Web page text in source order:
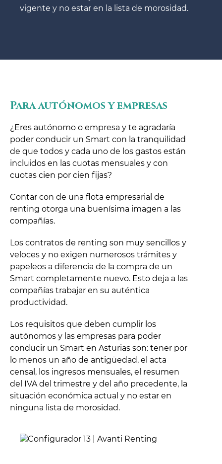
vigente y no estar en la lista de morosidad.
Para autónomos y empresas
¿Eres autónomo o empresa y te agradaría
poder conducir un Smart con la tranquilidad
de que todos y cada uno de los gastos están
incluidos en las cuotas mensuales y con
cuotas cien por cien fijas?
Contar con de una flota empresarial de
renting otorga una buenísima imagen a las
compañías.
Los contratos de renting son muy sencillos y
veloces y no exigen numerosos trámites y
papeleos a diferencia de la compra de un
Smart completamente nuevo. Esto deja a las
compañías trabajar en su auténtica
productividad.
Los requisitos que deben cumplir los
autónomos y las empresas para poder
conducir un Smart en Asturias son: tener por
lo menos un año de antigüedad, el acta
censal, los ingresos mensuales, el resumen
del IVA del trimestre y del año precedente, la
situación económica actual y no estar en
ninguna lista de morosidad.